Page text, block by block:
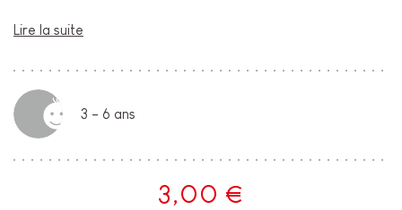
Lire la suite
3 - 6 ans
3,00 €